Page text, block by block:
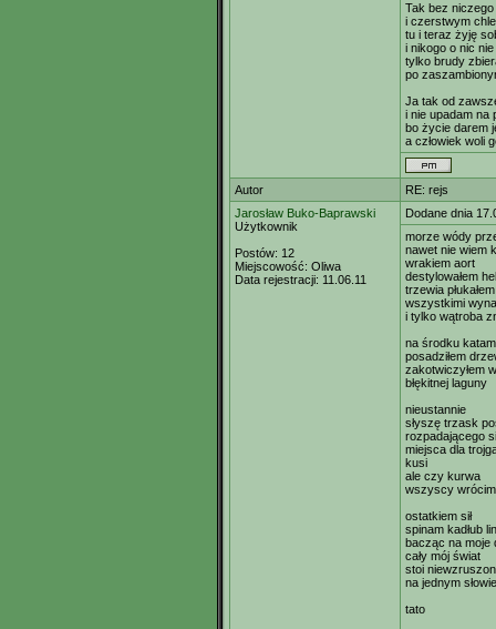
Tak bez
i czerstwym
tu i teraz żyję
i nikogo o nic
tylko brudy
po
Ja tak od
i nie upadam na
bo życie darem
a człowiek woli
Autor
RE: rejs
Jarosław Buko-Baprawski
Użytkownik
Postów: 12
Miejscowość: Oliwa
Data rejestracji: 11.06.11
Dodane dnia
morze wódy
nawet nie wiem
wrakiem aort
destylowałem
trzewia płukałem
wszystkimi
i tylko wątroba
na środku
posadziłem
zakotwiczyłem
błękitnej laguny
nieustannie
słyszę trzask
rozpadającego
miejsca dla
kusi
ale czy kurwa
wszyscy
ostatkiem sił
spinam kadłub
bacząc na moje
cały mój świat
stoi
na jednym słowie
tato